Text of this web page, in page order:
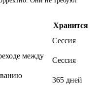
Хранится
Сессия
между
Сессия
365 дней